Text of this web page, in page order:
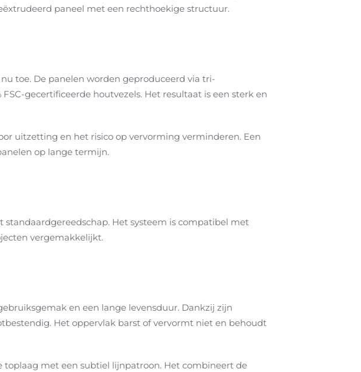
paneel met een rechthoekige structuur.
toe. De panelen worden geproduceerd via tri-
gecertificeerde houtvezels. Het resultaat is een sterk en
uitzetting en het risico op vervorming verminderen. Een
op lange termijn.
Het systeem is compatibel met
vergemakkelijkt.
en een lange levensduur. Dankzij zijn
Het oppervlak barst of vervormt niet en behoudt
toplaag met een subtiel lijnpatroon. Het combineert de